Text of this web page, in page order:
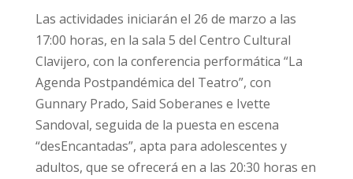
Las actividades iniciarán el 26 de marzo a las
17:00 horas, en la sala 5 del Centro Cultural
Clavijero, con la conferencia performática “La
Agenda Postpandémica del Teatro”, con
Gunnary Prado, Said Soberanes e Ivette
Sandoval, seguida de la puesta en escena
“desEncantadas”, apta para adolescentes y
adultos, que se ofrecerá en a las 20:30 horas en